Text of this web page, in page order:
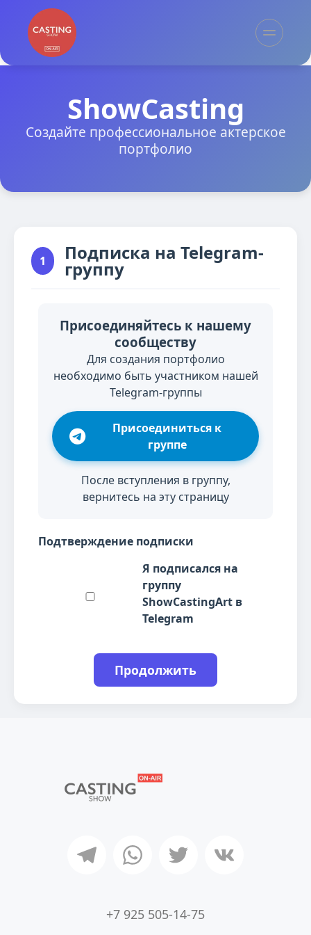
ShowCasting
Создайте профессиональное актерское
портфолио
1 Подписка на Telegram-
группу
Присоединяйтесь к нашему
сообществу
Для создания портфолио
необходимо быть участником нашей
Telegram-группы
Присоединиться к
группе
После вступления в группу,
вернитесь на эту страницу
Подтверждение подписки
Я подписался на
группу
ShowCastingArt в
Telegram
Продолжить
+7 925 505-14-75